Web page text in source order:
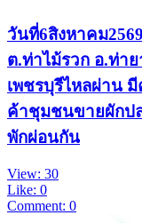
วันที่6สิงหาคม
ต.ท่าไม้รวก อ.ท่า
เพชรบุรีไหลผ่าน
ค้าชุมชนขายผักป
พักผ่อนกัน
View: 30
Like: 0
Comment: 0